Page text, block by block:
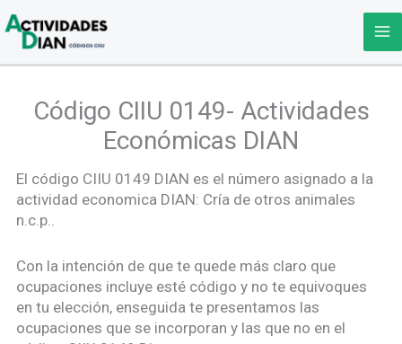
al
contenido
Código CIIU 0149- Actividades
Económicas DIAN
El código CIIU 0149 DIAN es el número asignado a la
actividad economica DIAN: Cría de otros animales
n.c.p..
Con la intención de que te quede más claro que
ocupaciones incluye esté código y no te equivoques
en tu elección, enseguida te presentamos las
ocupaciones que se incorporan y las que no en el